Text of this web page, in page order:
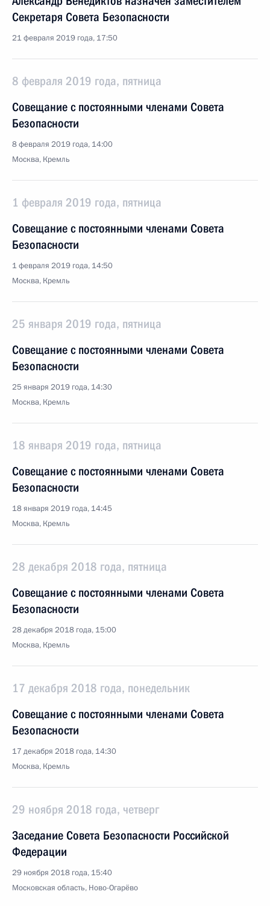
Секретаря Совета Безопасности
21 февраля 2019 года, 17:50
8 февраля 2019 года, пятница
Совещание с постоянными членами Совета
Безопасности
8 февраля 2019 года, 14:00
Москва, Кремль
1 февраля 2019 года, пятница
Совещание с постоянными членами Совета
Безопасности
1 февраля 2019 года, 14:50
Москва, Кремль
25 января 2019 года, пятница
Совещание с постоянными членами Совета
Безопасности
25 января 2019 года, 14:30
Москва, Кремль
18 января 2019 года, пятница
Совещание с постоянными членами Совета
Безопасности
18 января 2019 года, 14:45
Москва, Кремль
28 декабря 2018 года, пятница
Совещание с постоянными членами Совета
Безопасности
28 декабря 2018 года, 15:00
Москва, Кремль
17 декабря 2018 года, понедельник
Совещание с постоянными членами Совета
Безопасности
17 декабря 2018 года, 14:30
Москва, Кремль
29 ноября 2018 года, четверг
Заседание Совета Безопасности Российской
Федерации
29 ноября 2018 года, 15:40
Московская область, Ново-Огарёво